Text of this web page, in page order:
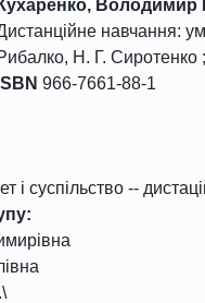
Кухаренко, Володимир
навчання:
Н. Г. Сиротенко
ISBN 966-7661-88-1
і суспільство --